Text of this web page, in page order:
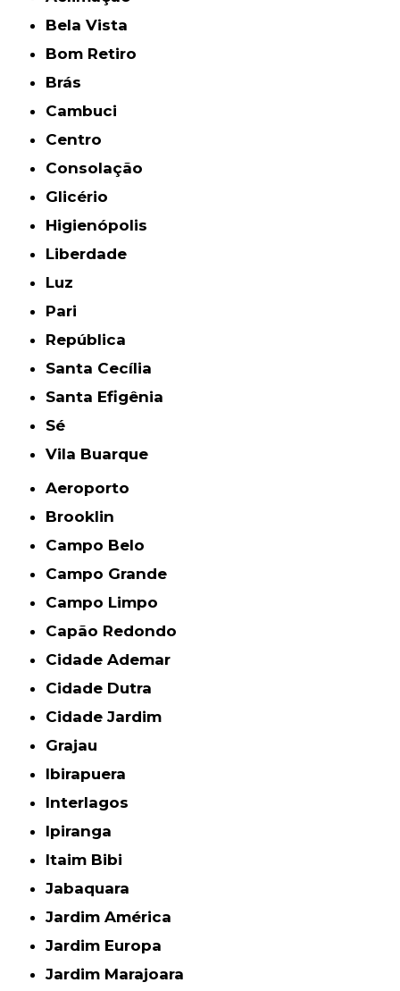
Bela Vista
Bom Retiro
Brás
Cambuci
Centro
Consolação
Glicério
Higienópolis
Liberdade
Luz
Pari
República
Santa Cecília
Santa Efigênia
Sé
Vila Buarque
Aeroporto
Brooklin
Campo Belo
Campo Grande
Campo Limpo
Capão Redondo
Cidade Ademar
Cidade Dutra
Cidade Jardim
Grajau
Ibirapuera
Interlagos
Ipiranga
Itaim Bibi
Jabaquara
Jardim América
Jardim Europa
Jardim Marajoara